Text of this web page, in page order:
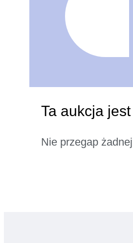
Ta aukcja
Nie przegap